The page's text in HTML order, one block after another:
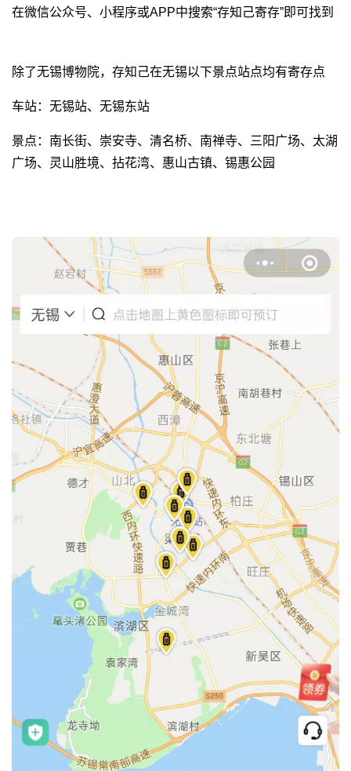
在微信公众号、小程序或APP中搜索“存知己寄存”即可找到
除了无锡博物院，存知己在无锡以下景点站点均有寄存点
车站：无锡站、无锡东站
景点：南长街、崇安寺、清名桥、南禅寺、三阳广场、太湖
广场、灵山胜境、拈花湾、惠山古镇、锡惠公园